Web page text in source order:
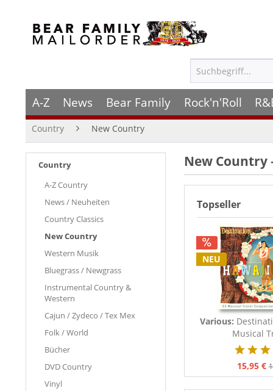
A-Z News Bear Family Rock'n'Roll
Country New Country
Country
A-Z Country
News / Neuheiten
Country Classics
New Country
Western Musik
Bluegrass / Newgrass
Instrumental Country &
Western
Cajun / Zydeco / Tex Mex
Folk / World
Bücher
DVD Country
Vinyl
New Country
Topseller
NEU
Various:
Musical
15,95 €